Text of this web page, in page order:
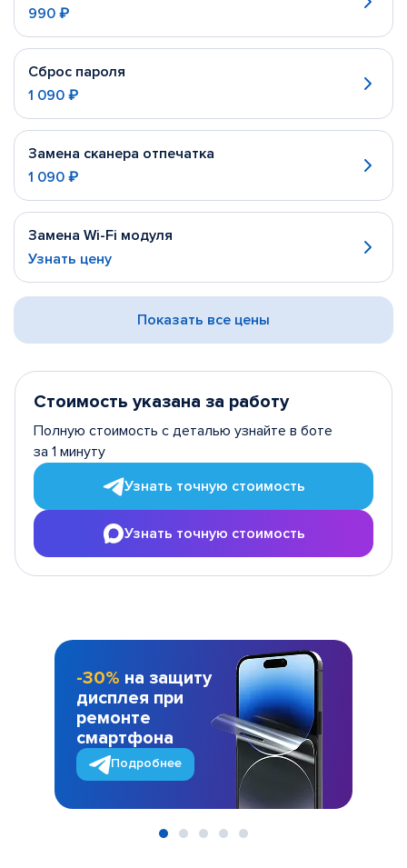
990 ₽
Сброс пароля
1 090 ₽
Замена сканера отпечатка
1 090 ₽
Замена Wi-Fi модуля
Узнать цену
Показать все цены
Стоимость указана за работу
Полную стоимость с деталью узнайте в боте
за 1 минуту
Узнать точную стоимость
Узнать точную стоимость
-30% на защиту
дисплея при
ремонте
смартфона
Подробнее